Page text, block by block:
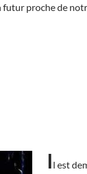
futur proche de
Il est